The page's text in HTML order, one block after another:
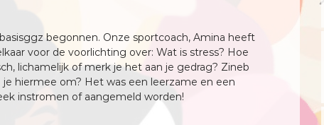
v
r
o
u
w
begonnen. Onze sportcoach, Amina heeft
voor de voorlichting over: Wat is stress? Hoe
lichamelijk of merk je het aan je gedrag? Zineb
hiermee om? Het was een leerzame en een
instromen of aangemeld worden!